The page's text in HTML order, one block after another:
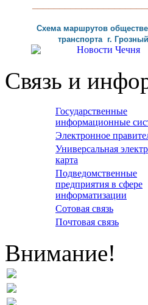
Схема маршрутов
транспорта г. Грозный
Связь и
Государственные
информационные
Электронное
Универсальная
карта
Подведомственные
предприятия в сфере
информатизации
Сотовая связь
Почтовая связь
Внимание!